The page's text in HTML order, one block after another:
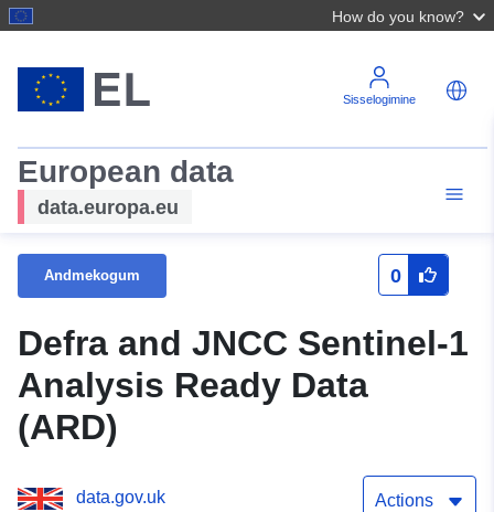
How do you know?
Sisselogimine
European data
data.europa.eu
Andmekogum 0
Defra and JNCC Sentinel-1
Analysis Ready Data
(ARD)
data.gov.uk Actions